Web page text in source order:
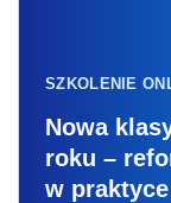
SZKOLENIE
Nowa
roku –
w praktyce